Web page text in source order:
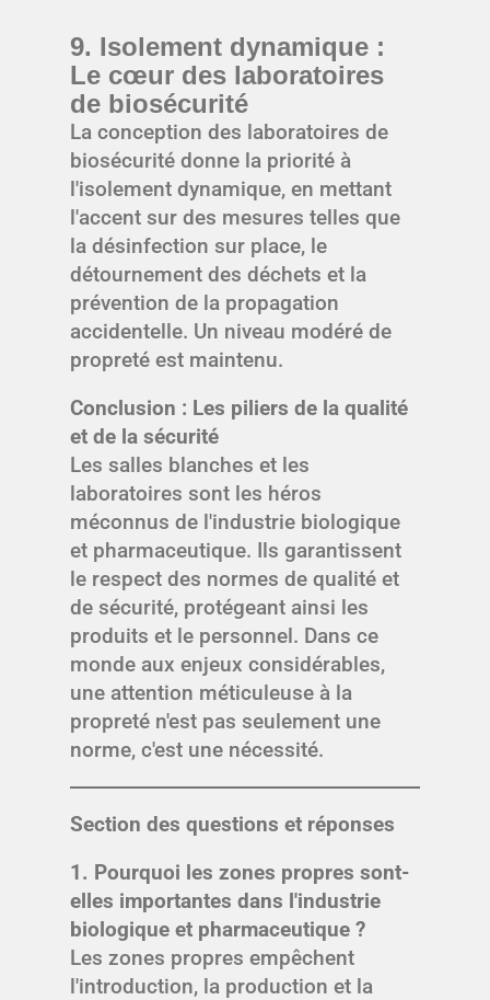
9. Isolement dynamique :
Le cœur des laboratoires
de biosécurité
La conception des laboratoires de
biosécurité donne la priorité à
l'isolement dynamique, en mettant
l'accent sur des mesures telles que
la désinfection sur place, le
détournement des déchets et la
prévention de la propagation
accidentelle. Un niveau modéré de
propreté est maintenu.
Conclusion : Les piliers de la qualité
et de la sécurité
Les salles blanches et les
laboratoires sont les héros
méconnus de l'industrie biologique
et pharmaceutique. Ils garantissent
le respect des normes de qualité et
de sécurité, protégeant ainsi les
produits et le personnel. Dans ce
monde aux enjeux considérables,
une attention méticuleuse à la
propreté n'est pas seulement une
norme, c'est une nécessité.
Section des questions et réponses
1. Pourquoi les zones propres sont-
elles importantes dans l'industrie
biologique et pharmaceutique ?
Les zones propres empêchent
l'introduction, la production et la